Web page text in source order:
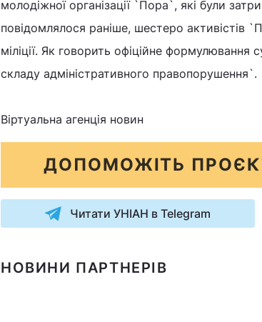
молодіжної організації `Пора`, які були
повідомлялося раніше, шестеро активістів
міліції. Як говорить офіційне формулювання
складу адміністративного правопорушення`.
Віртуальна агенція новин
ДОПОМОЖІТЬ
Читати УНІАН в Telegram
НОВИНИ ПАРТНЕРІВ